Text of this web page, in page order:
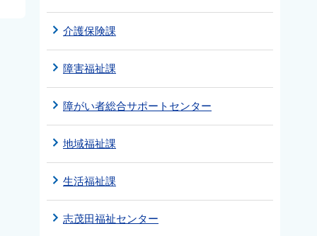
介護保険課
障害福祉課
障がい者総合サポートセンター
地域福祉課
生活福祉課
志茂田福祉センター